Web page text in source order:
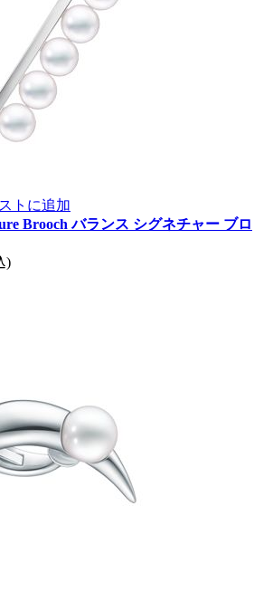
トに追加
Broochバランス シグネチャー ブロ
)